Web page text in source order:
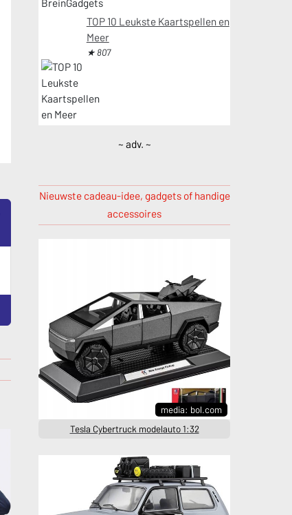
TOP 10 Leukste Kaartspellen en
Meer
★ 807
~ adv. ~
Nieuwste cadeau-idee, gadgets of handige
accessoires
media: bol.com
Tesla Cybertruck modelauto 1:32